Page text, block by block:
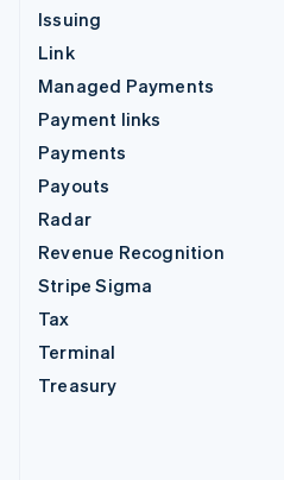
Issuing
Link
Managed Payments
Payment links
Payments
Payouts
Radar
Revenue Recognition
Stripe Sigma
Tax
Terminal
Treasury